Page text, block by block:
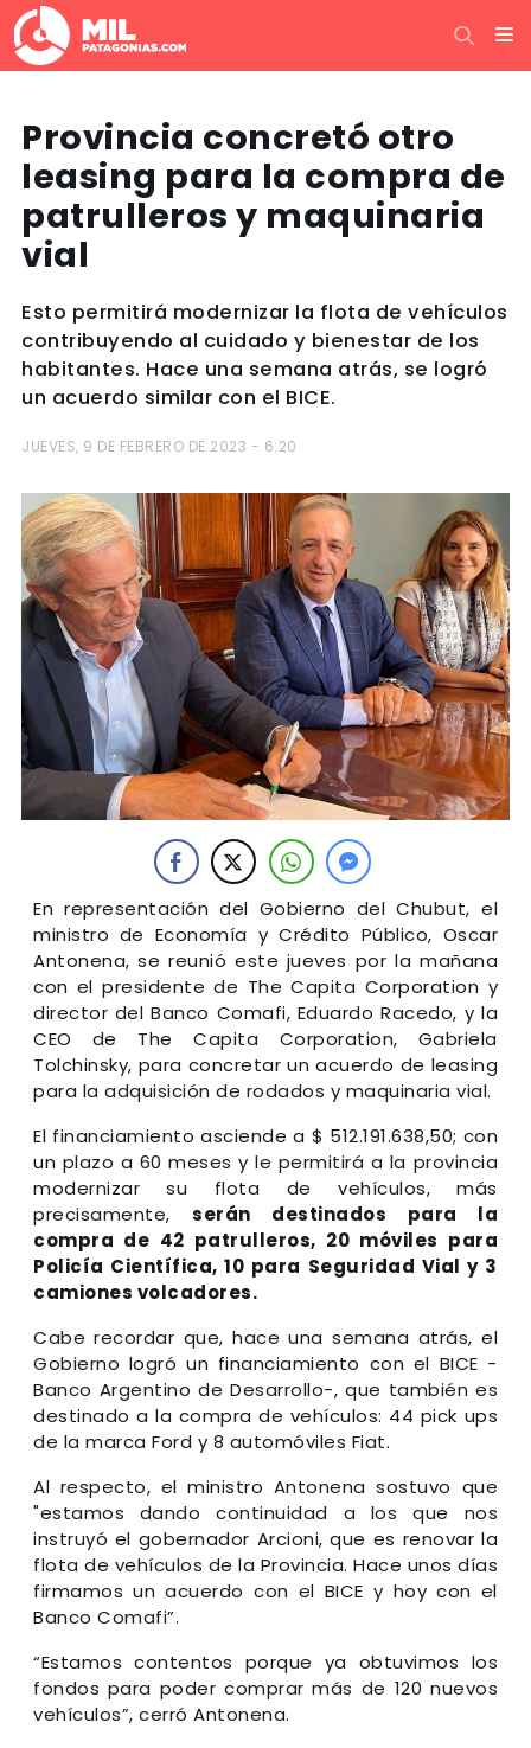
Provincia concretó otro
leasing para la compra de
patrulleros y maquinaria
vial
Esto permitirá modernizar la flota de vehículos
contribuyendo al cuidado y bienestar de los
habitantes. Hace una semana atrás, se logró
un acuerdo similar con el BICE.
JUEVES, 9 DE FEBRERO DE 2023 - 6:20
En representación del Gobierno del Chubut, el
ministro de Economía y Crédito Público, Oscar
Antonena, se reunió este jueves por la mañana
con el presidente de The Capita Corporation y
director del Banco Comafi, Eduardo Racedo, y la
CEO de The Capita Corporation, Gabriela
Tolchinsky, para concretar un acuerdo de leasing
para la adquisición de rodados y maquinaria vial.
El financiamiento asciende a $ 512.191.638,50; con
un plazo a 60 meses y le permitirá a la provincia
modernizar su flota de vehículos, más
precisamente, serán destinados para la
compra de 42 patrulleros, 20 móviles para
Policía Científica, 10 para Seguridad Vial y 3
camiones volcadores.
Cabe recordar que, hace una semana atrás, el
Gobierno logró un financiamiento con el BICE -
Banco Argentino de Desarrollo-, que también es
destinado a la compra de vehículos: 44 pick ups
de la marca Ford y 8 automóviles Fiat.
Al respecto, el ministro Antonena sostuvo que
"estamos dando continuidad a los que nos
instruyó el gobernador Arcioni, que es renovar la
flota de vehículos de la Provincia. Hace unos días
firmamos un acuerdo con el BICE y hoy con el
Banco Comafi”.
“Estamos contentos porque ya obtuvimos los
fondos para poder comprar más de 120 nuevos
vehículos”, cerró Antonena.